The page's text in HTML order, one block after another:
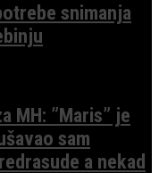
snimanja
MH: ”Maris” je
sam
a nekad